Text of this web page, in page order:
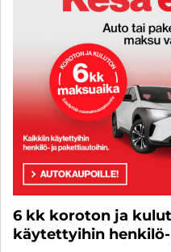
6 kk koroton ja
käytettyihin